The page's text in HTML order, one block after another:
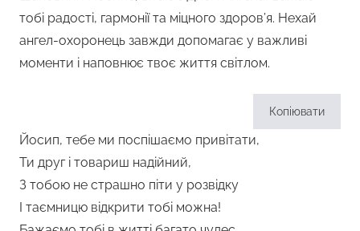
тобі радості, гармонії та міцного здоров’я. Нехай
ангел-охоронець завжди допомагає у важливі
моменти і наповнює твоє життя світлом.
Копіювати
Йосип, тебе ми поспішаємо привітати,
Ти друг і товариш надійний,
З тобою не страшно піти у розвідку
І таємницю відкрити тобі можна!